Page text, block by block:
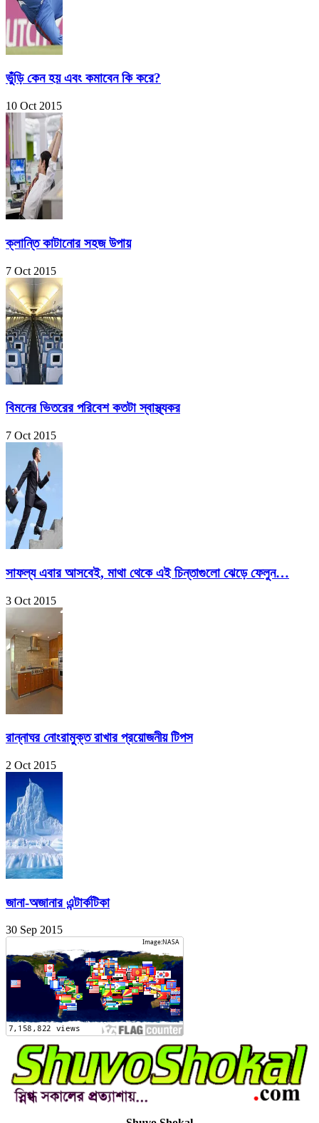
ভুঁড়ি কেন হয় এবং কমাবেন কি করে?
10 Oct 2015
ক্লান্তি কাটানোর সহজ উপায়
7 Oct 2015
বিমনের ভিতরের পরিবেশ কতটা স্বাস্থ্যকর
7 Oct 2015
সাফল্য এবার আসবেই, মাথা থেকে এই চিন্তাগুলো ঝেড়ে ফেলুন…
3 Oct 2015
রান্নাঘর নোংরামুক্ত রাখার প্রয়োজনীয় টিপস
2 Oct 2015
জানা-অজানার এন্টার্কটিকা
30 Sep 2015